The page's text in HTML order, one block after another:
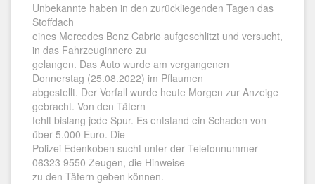
Unbekannte haben in den zurückliegenden Tagen das
Stoffdach
eines Mercedes Benz Cabrio aufgeschlitzt und versucht,
in das Fahrzeuginnere zu
gelangen. Das Auto wurde am vergangenen
Donnerstag (25.08.2022) im Pflaumen
abgestellt. Der Vorfall wurde heute Morgen zur Anzeige
gebracht. Von den Tätern
fehlt bislang jede Spur. Es entstand ein Schaden von
über 5.000 Euro. Die
Polizei Edenkoben sucht unter der Telefonnummer
06323 9550 Zeugen, die Hinweise
zu den Tätern geben können.